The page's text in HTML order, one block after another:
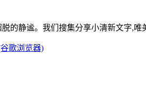
静谧。我们搜集分享小清新文字,唯
歌浏览器)